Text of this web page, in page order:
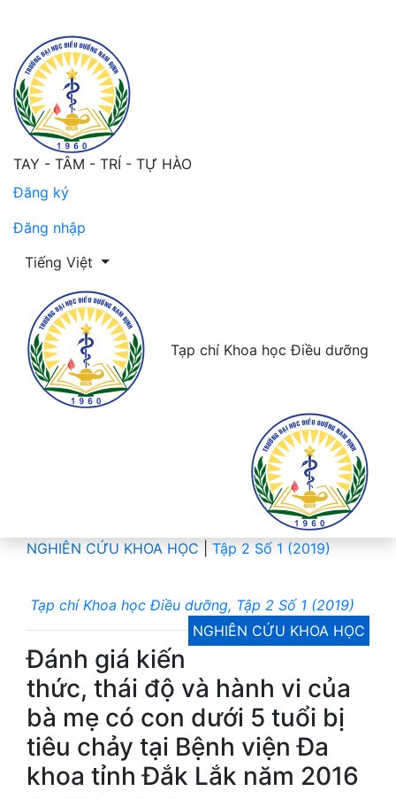
TAY - TÂM - TRÍ - TỰ HÀO
Đăng ký
Đăng nhập
Thay đổi ngôn ngữ. Ngôn ngữ hiện tại là:
Tiếng Việt
Tạp chí Khoa học Điều dưỡng
NGHIÊN CỨU KHOA HỌC Tập 2 Số 1 (2019)
Tạp chí Khoa học Điều dưỡng, Tập 2 Số 1 (2019)
NGHIÊN CỨU KHOA HỌC
Đánh giá kiến
thức, thái độ và hành vi của
bà mẹ có con dưới 5 tuổi bị
tiêu chảy tại Bệnh viện Đa
khoa tỉnh Đắk Lắk năm 2016